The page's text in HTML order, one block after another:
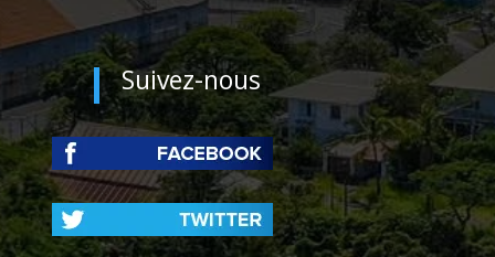
Suivez-nous